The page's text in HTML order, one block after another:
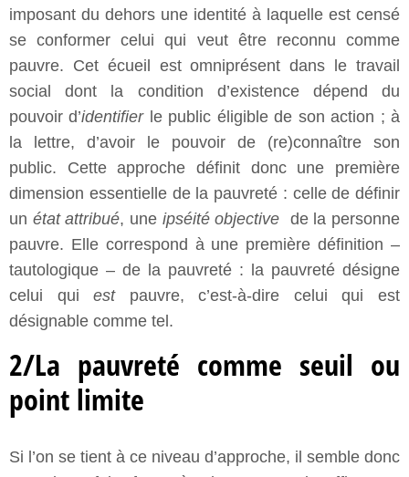
imposant du dehors une identité à laquelle est censé
se conformer celui qui veut être reconnu comme
pauvre. Cet écueil est omniprésent dans le travail
social dont la condition d’existence dépend du
pouvoir d’identifierle public éligible de son action ; à
la lettre, d’avoir le pouvoir de (re)connaître son
public. Cette approche définit donc une première
dimension essentielle de la pauvreté : celle de définir
un état attribué, une ipséité objective de la personne
pauvre. Elle correspond à une première définition –
tautologique – de la pauvreté : la pauvreté désigne
celui quiestpauvre, c’est-à-dire celui qui est
désignable comme tel.
2/La pauvreté comme seuil ou
point limite
Si l’on se tient à ce niveau d’approche, il semble donc